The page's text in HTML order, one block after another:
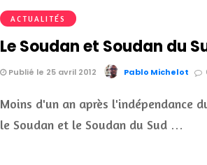
ACTUALITÉS
Le Soudan et Soudan du
Publié le 25 avril 2012 Pablo Michelot
Moins d'un an après l'indépendance
le Soudan et le Soudan du Sud …